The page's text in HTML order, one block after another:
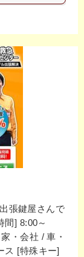
張鍵屋さんで
] 8:00～
・会社 / 車・
ス [特殊キー]